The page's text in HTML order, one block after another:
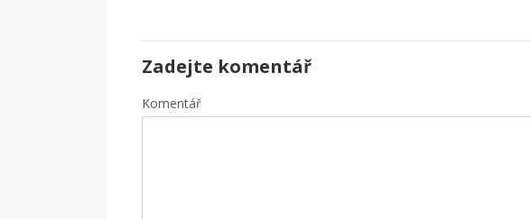
Zadejte komentář
Komentář